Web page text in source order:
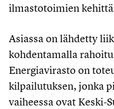
ilmastotoimien
Asiassa on lähdetty
kohdentamalla
Energiavirasto on
kilpailutuksen, jonka
vaiheessa ovat Keski-